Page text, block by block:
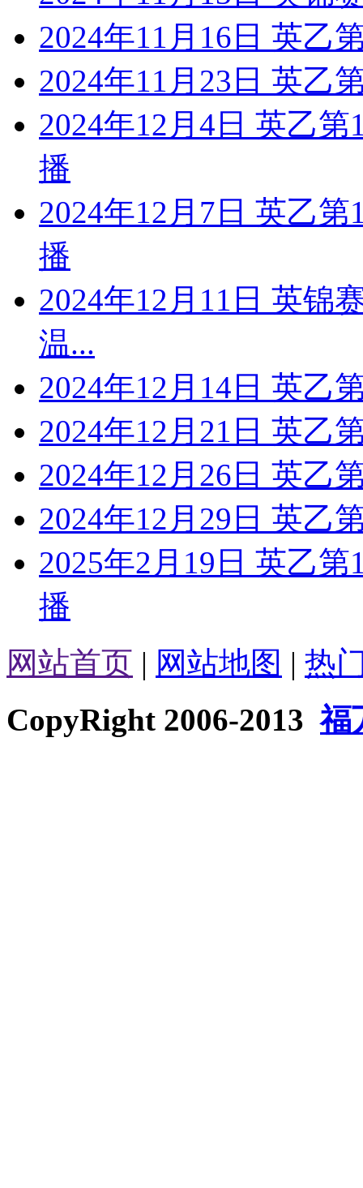
2024年11月16日 英乙
2024年11月23日 英乙
2024年12月4日 英乙
播
2024年12月7日 英乙
播
2024年12月11日 英锦
温...
2024年12月14日 英乙
2024年12月21日 英乙
2024年12月26日 英乙
2024年12月29日 英乙
2025年2月19日 英乙
播
网站首页 | 网站地图 | 热
CopyRight 2006-2013福